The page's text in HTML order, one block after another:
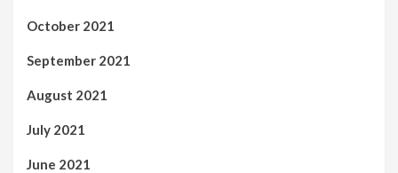
October 2021
September 2021
August 2021
July 2021
June 2021